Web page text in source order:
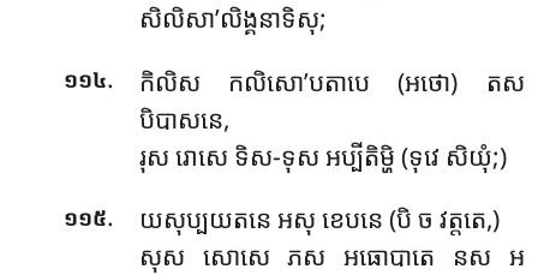
សិលិសា’លិង្គនាទិសុ;
១១៤.
កិលិស កលិសោ’បតាបេ (អថោ) តស
បិបាសនេ,
រុស រោសេ ទិស-ទុស អប្បីតិម្ហិ (ទុវេ សិយុំ;)
១១៥.
យសុប្បយតនេ អសុ ខេបនេ (បិ ច វត្តតេ,)
សុស សោសេ ភស អធោបាតេ នស អ